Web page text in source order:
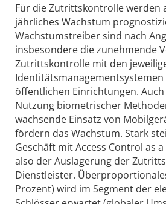
Für die Zutrittskontrolle werden
jährliches Wachstum
Wachstumstreiber sind nach
insbesondere die zunehmende
Zutrittskontrolle mit den
öffentlichen Einrichtungen.
Nutzung biometrischer
wachsende Einsatz von
fördern das Wachstum. Stark
Geschäft mit Access Control as a
also der Auslagerung der
Dienstleister.
Prozent) wird im Segment der